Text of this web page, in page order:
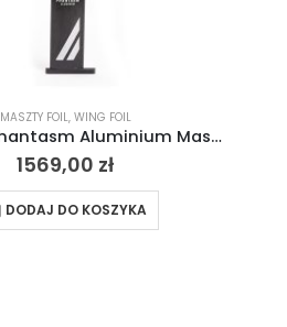
MASZTY FOIL, WING FOIL
Slingshot Phantasm Aluminium Mast 92cm (36.2″) V1 2022
1569,00 zł
DODAJ DO KOSZYKA